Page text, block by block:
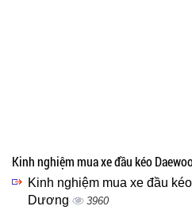
Kinh nghiệm mua xe đầu kéo
Kinh nghiệm mua xe đầu
Dương
3960